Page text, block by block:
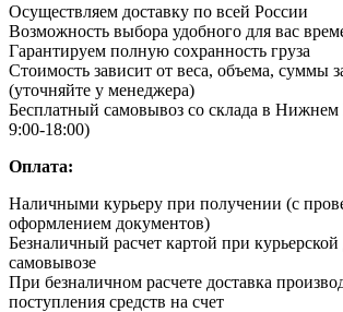
Осуществляем доставку по всей России
Возможность выбора удобного для вас
Гарантируем полную сохранность груза
Стоимость зависит от веса, объема, суммы
(уточняйте у менеджера)
Бесплатный самовывоз со склада в
9:00-18:00)
Оплата:
Наличными курьеру при получении (с
оформлением документов)
Безналичный расчет картой при курьерской
самовывозе
При безналичном расчете доставка
поступления средств на счет